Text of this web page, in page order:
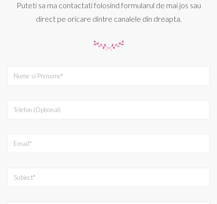
Puteti sa ma contactati folosind formularul de mai jos sau
direct pe oricare dintre canalele din dreapta.